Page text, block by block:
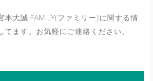
本大誠,FAMILY(ファミリー)に関する情
てます。お気軽にご連絡ください。